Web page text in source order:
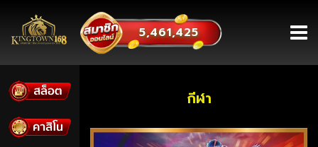
5,461,425
หน้าหลัก
สมัครสมาชิก
กีฬา